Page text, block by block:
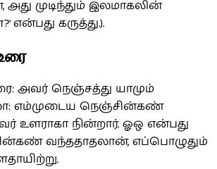
அது முடிந்தும் இலமாகலின்
என்பது கருத்து.).
அவர் நெஞ்சத்து யாமும்
எம்முடைய நெஞ்சின்கண்
உளராகா நின்றார். ஓஒ என்பது
வந்ததாதலான், எப்பொழுதும்